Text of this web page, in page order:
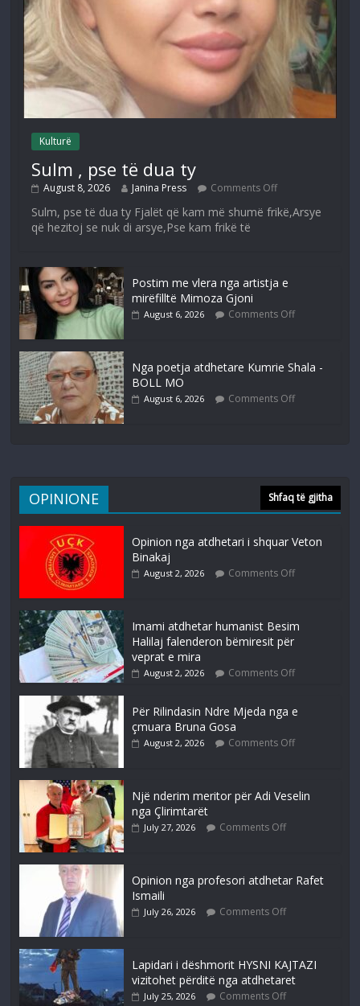
Kulturë
Sulm , pse të dua ty
August 8, 2026 Janina Press Comments Off
Sulm, pse të dua ty Fjalët që kam më shumë frikë,Arsye
që hezitoj se nuk di arsye,Pse kam frikë të
Postim me vlera nga artistja e
mirëfilltë Mimoza Gjoni
August 6, 2026 Comments Off
Nga poetja atdhetare Kumrie Shala -
BOLL MO
August 6, 2026 Comments Off
OPINIONE Shfaq të gjitha
Opinion nga atdhetari i shquar Veton
Binakaj
August 2, 2026 Comments Off
Imami atdhetar humanist Besim
Halilaj falenderon bëmiresit për
veprat e mira
August 2, 2026 Comments Off
Për Rilindasin Ndre Mjeda nga e
çmuara Bruna Gosa
August 2, 2026 Comments Off
Një nderim meritor për Adi Veselin
nga Çlirimtarët
July 27, 2026 Comments Off
Opinion nga profesori atdhetar Rafet
Ismaili
July 26, 2026 Comments Off
Lapidari i dëshmorit HYSNI KAJTAZI
vizitohet përditë nga atdhetaret
July 25, 2026 Comments Off